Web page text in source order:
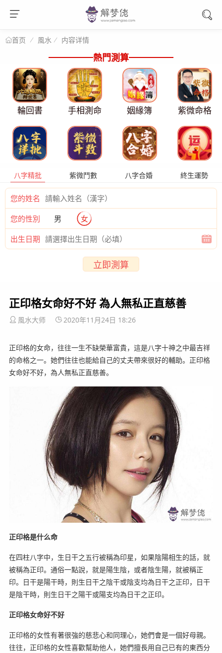
首页 風水 内容详情
熱門測算
輪回書 手相測命 姻緣簿 紫微命格
八字精批 紫微鬥數 八字合婚 終生運勢
您的姓名
您的性別 男 女
出生日期
立即測算
正印格女命好不好 為人無私正直慈善
風水大师 2020年11月24日 18:26
正印格的女命，往往一生不缺榮華富貴，這是八字十神之中最吉祥
的命格之一。她們往往也能給自己的丈夫帶來很好的輔助。正印格
女命好不好，為人無私正直慈善。
正印格是什么命
在四柱八字中，生日干之五行被稱為印星，如果陰陽相生的話，就
被稱為正印。通俗一點說，就是陽生陰，或者陰生陽，就被稱正
印。日干是陽干時，則生日干之陰干或陰支均為日干之正印，日干
是陰干時，則生日干之陽干或陽支均為日干之正印。
正印格女命好不好
正印格的女性有著很強的慈悲心和同理心，她們會是一個好母親。
往往，正印格的女性喜歡幫助他人，她們擅長用自己已有的東西分